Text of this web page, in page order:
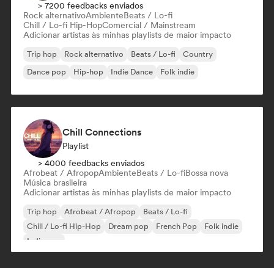
> 7200 feedbacks enviados
Rock alternativoAmbienteBeats / Lo-fi
Chill / Lo-fi Hip-HopComercial / Mainstream
Adicionar artistas às minhas playlists de maior impacto
Trip hop Rock alternativo Beats / Lo-fi
Country
Dance pop
Hip-hop Indie Dance Folk indie
Chill Connections
Playlist
> 4000 feedbacks enviados
Afrobeat / AfropopAmbienteBeats / Lo-fiBossa nova
Música brasileira
Adicionar artistas às minhas playlists de maior impacto
Trip hop Afrobeat / Afropop
Beats / Lo-fi
Chill / Lo-fi Hip-Hop
Dream pop French Pop
Folk indie
Indie pop